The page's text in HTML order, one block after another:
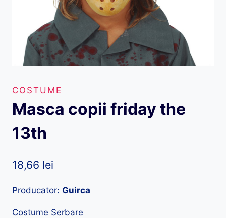
COSTUME
Masca copii friday the
13th
18,66 lei
Producator: Guirca
Costume Serbare